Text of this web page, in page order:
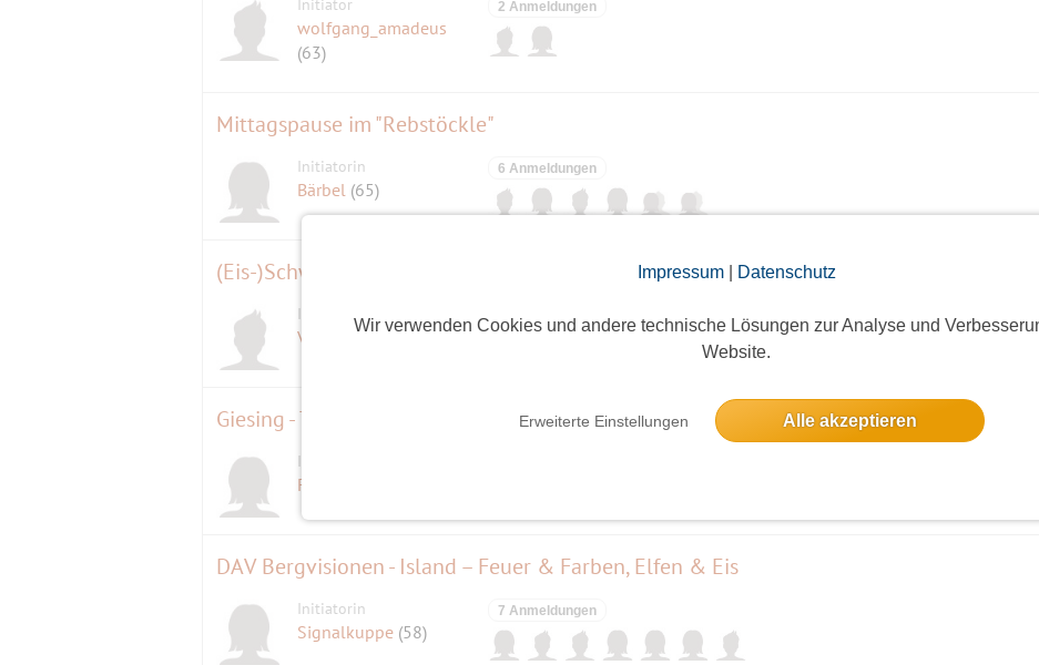
Impressum| Datenschutz
Wir verwenden Cookies und andere technische Lösungen zur Analyse und
Website.
Erweiterte Einstellungen Alle akzeptieren
Initiator
wolfgang_amadeus
(63)
2 Anmeldungen
Mittagspause im "Rebstöckle"
Initiatorin
Bärbel (65)
6 Anmeldungen
(Eis-)Schwimmen im Langwieder See
Initiator
Verve (54)
2 Anmeldungen
Giesing - Treff - Mittagessen beim Italiener 14, 90 €
Initiatorin
Freizeitspaß
DAV Bergvisionen - Island – Feuer & Farben, Elfen & Eis
Initiatorin
Signalkuppe (58)
7 Anmeldungen